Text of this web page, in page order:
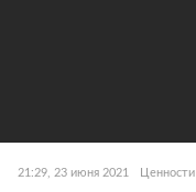
21:29, 23 июня 2021 Ценности